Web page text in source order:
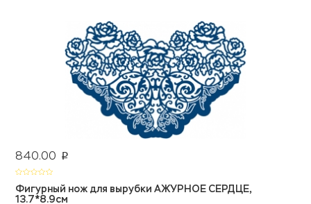
840.00 p
Фигурный нож для вырубки АЖУРНОЕ СЕРДЦЕ,
13.7*8.9cм